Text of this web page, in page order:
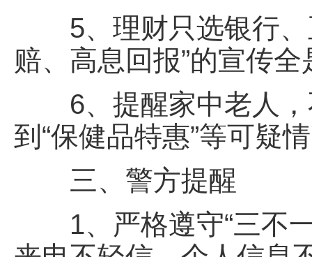
5、理财只选银行、
赔、高息回报”的宣传
6、提醒家中老人，
到“保健品特惠”等可疑
三、警方提醒
1、严格遵守“三不一